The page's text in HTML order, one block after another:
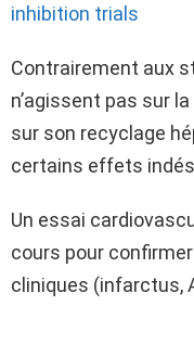
inhibition trials
Contrairement aux
n’agissent pas sur
sur son recyclage
certains effets
Un essai
cours pour
cliniques (infarctus,